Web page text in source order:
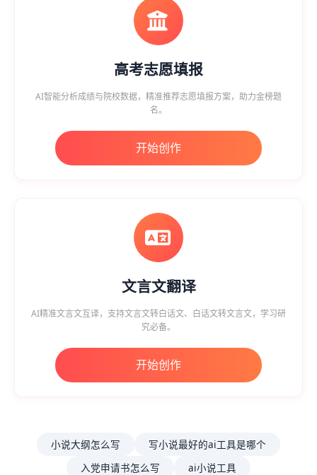
高考志愿填报
AI智能分析成绩与院校数据，精准推荐志愿填报方案，助力金榜题
名。
开始创作
文言文翻译
AI精准文言文互译，支持文言文转白话文、白话文转文言文，学习研
究必备。
开始创作
小说大纲怎么写
写小说最好的ai工具是哪个
入党申请书怎么写
ai小说工具